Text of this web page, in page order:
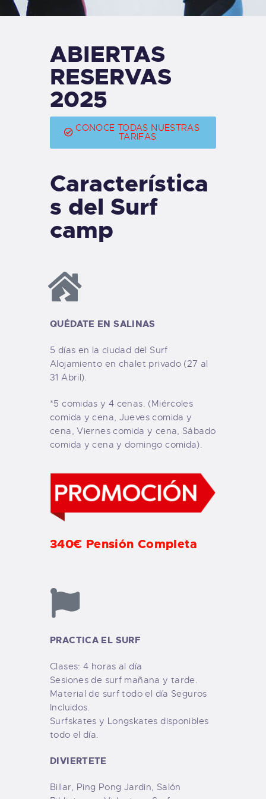
TIENDA FAMILY SURFERS
PEDIDOS
ABIERTAS
RESERVAS
2025
CONOCE TODAS NUESTRAS
TARIFAS
Característica
s del Surf
camp
QUÉDATE EN SALINAS
5 días en la ciudad del Surf
Alojamiento en chalet privado (27 al
31 Abril).
*5 comidas y 4 cenas. (Miércoles
comida y cena, Jueves comida y
cena, Viernes comida y cena, Sábado
comida y cena y domingo comida).
340€ Pensión Completa
PRACTICA EL SURF
Clases: 4 horas al día
Sesiones de surf mañana y tarde.
Material de surf todo el día Seguros
Incluidos.
Surfskates y Longskates disponibles
todo el día.
DIVIERTETE
Billar, Ping Pong Jardin, Salón